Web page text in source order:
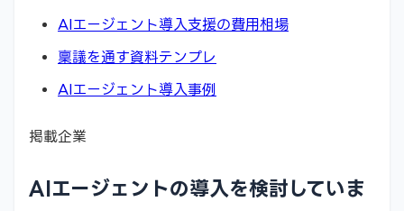
AIエージェント導入支援の費用相場
稟議を通す資料テンプレ
AIエージェント導入事例
掲載企業
AIエージェントの導入を検討していま